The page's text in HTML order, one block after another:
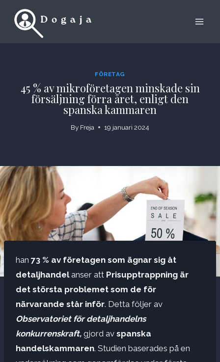
FÖRETAG
45 % av mikroföretagen minskade sin
försäljning förra året, enligt den
spanska kammaren
By Freja 19 januari 2024
han 73 % av företagen som ägnar sig åt
detaljhandelanser att Prisupptrappning är
det största problemet som de för
närvarande står inför. Detta följer av
Observatoriet för detaljhandelns
konkurrenskraft, gjord av spanska
handelskammaren. Studien baserades på en